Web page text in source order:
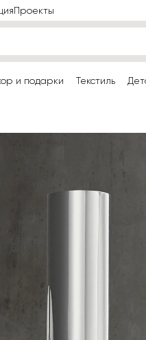
Проекты
и подарки Текстиль